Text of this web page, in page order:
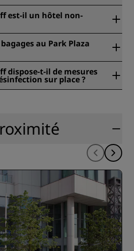
est-il un hôtel non-
au Park Plaza
dispose-t-il de mesures
sur place ?
en-us/social-